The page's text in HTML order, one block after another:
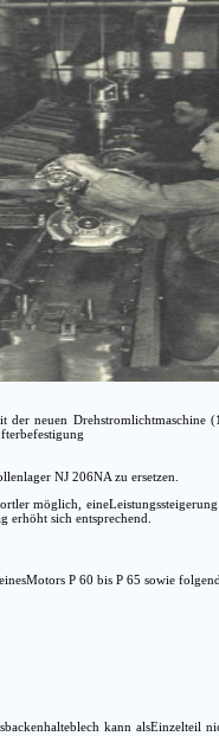
der neuen Drehstromlichtmaschine
NJ 206NA zu ersetzen.
möglich,
sich entsprechend.
P 60 bis P 65 sowie
kann alsEinzelteil